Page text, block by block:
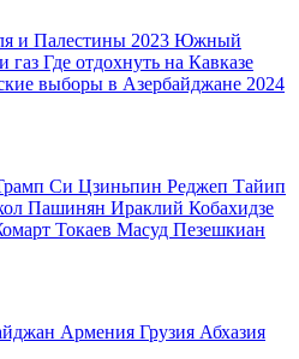
и Палестины 2023 Южный
газ Где отдохнуть на Кавказе
выборы в Азербайджане 2024
Си Цзиньпин Реджеп Тайип
Пашинян Ираклий Кобахидзе
Токаев Масуд Пезешкиан
Армения Грузия Абхазия